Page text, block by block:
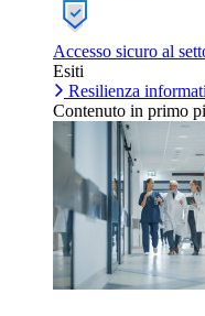
Accesso sicuro al
Esiti
Resilienza
Contenuto in primo